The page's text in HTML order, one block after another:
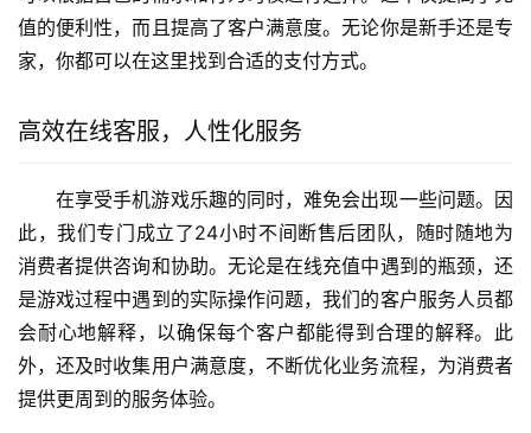
值的便利性，而且提高了客户满意度。无论你是新手还是专
家，你都可以在这里找到合适的支付方式。
高效在线客服，人性化服务
在享受手机游戏乐趣的同时，难免会出现一些问题。因
此，我们专门成立了24小时不间断售后团队，随时随地为
消费者提供咨询和协助。无论是在线充值中遇到的瓶颈，还
是游戏过程中遇到的实际操作问题，我们的客户服务人员都
会耐心地解释，以确保每个客户都能得到合理的解释。此
外，还及时收集用户满意度，不断优化业务流程，为消费者
提供更周到的服务体验。